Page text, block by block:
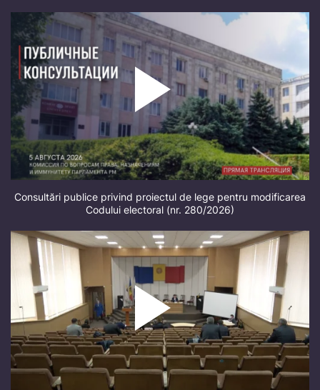
Consultări publice privind proiectul de lege pentru modificarea
Codului electoral (nr. 280/2026)